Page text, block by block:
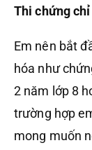
Thi chứng
Em nên bắt
hóa như
2 năm lớp 8
trường hợp
mong muốn